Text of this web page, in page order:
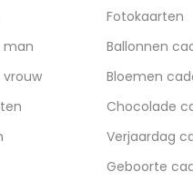
man
vrouw
Fotokaarten
Ballonnen
Bloemen
Chocolade
Verjaardag
Geboorte